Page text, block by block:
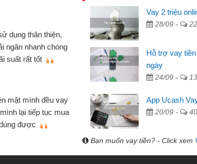
định cầm cố chiếc xe wave
gói vay tiền bằng CMND online
rất tiện lợi, sẽ giới thiệu cho bạn
bán nhỏ lẻ nhiều lúc cần vốn nhập
qua bạn bè giới thiệu tôi đã giải
mình nhanh chóng
Vay 2 triệu
28/09 - 22
Hỗ trợ vay
ngày
24/09 - 13
App Ucash
20/09 - 40
Bạn muốn vay tiền? - Click xem